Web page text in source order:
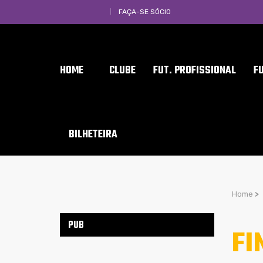
FAÇA-SE SÓCIO
HOME CLUBE FUT. PROFISSIONAL
BILHETEIRA
Home >
PUB